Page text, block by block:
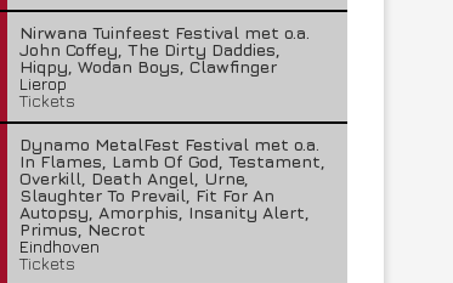
Nirwana Tuinfeest Festival met o.a.
John Coffey, The Dirty Daddies,
Hiqpy, Wodan Boys, Clawfinger
Lierop
Tickets
Dynamo MetalFest Festival met o.a.
In Flames, Lamb Of God, Testament,
Overkill, Death Angel, Urne,
Slaughter To Prevail, Fit For An
Autopsy, Amorphis, Insanity Alert,
Primus, Necrot
Eindhoven
Tickets